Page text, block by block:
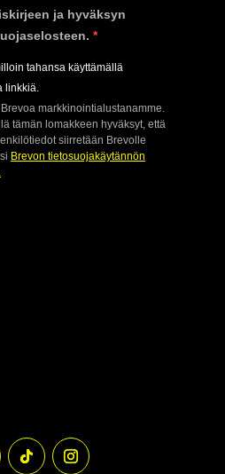
ja hyväksyn
tahansa käyttämällä
linkkiä.
markkinointialustanamme.
tämän lomakkeen hyväksyt, että
siirretään Brevolle
Brevon tietosuojakäytännön